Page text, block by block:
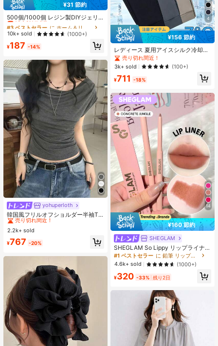
¥31 節約
500個/1000個 レジン製DIYジェリ
ーフラットバックラインストーン 小
さな丸型ラインストーン ミニ装飾ア
クセサリー スマホケース、カップ、
靴、ブーツ、衣類装飾、ハンドメイ
ドDIYアイドル応援ファン、ネーム
#3 ベストセラー
に ホーム＆リビング
売り切れ間近！
#3 ベストセラー
売り切れ間近！
#3 ベストセラー
売り切れ間近！
#3 ベストセラー
売り切れ間近！
10k+ sold (1000+)
¥187 -14%
yohuperloth
韓国風フリルオフショルダー半袖T
シャツ、フィットウエストスリミン
グ多用途トップ カジュアルサマー
#1 ベストセラー
売り切れ間近！
#1 ベストセラー
売り切れ間近！
#1 ベストセラー
売り切れ間近！
#1 ベストセラー
に カウルネック 女性用トップス、ブラウス、Tシャツ
2.2k+ sold
¥767 -20%
4
¥156 節約
レディース 夏用アイスシルク冷却ジ
ョガーパンツ、速乾軽量スポーツパ
ンツ、ジッパーポケットとウエスト
バンド付き、フィットネスとランニ
ングに適したアスレジャー
売り切れ間近！
3k+ sold
(100+)
¥711 -18%
14
¥160 節約
SHEGLAM
SHEGLAM So Lippy リップライナ
ー-Concrete Jungle リップタトゥー
女性と女の子のためのブランドビュ
ーティーコスメメイクアップ
#1 ベストセラー
に 鉛筆 リップライナー
4.6k+ sold
(1000+)
¥320 -33% 残り2日